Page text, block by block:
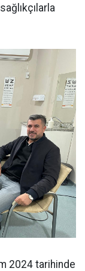
2024 tarihinde